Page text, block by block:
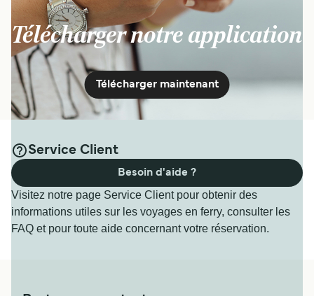
Télécharger notre application
Télécharger maintenant
Service Client
Visitez notre page Service Client pour obtenir des
informations utiles sur les voyages en ferry, consulter les
FAQ et pour toute aide concernant votre réservation.
Besoin d'aide ?